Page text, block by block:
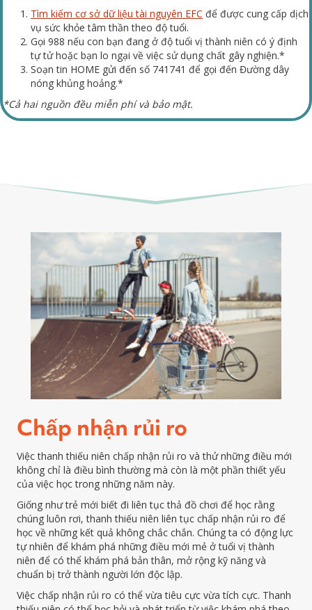
Tìm kiếm cơ sở dữ liệu tài nguyên EFC để được cung cấp dịch
vụ sức khỏe tâm thần theo độ tuổi.
Gọi 988 nếu con bạn đang ở độ tuổi vị thành niên có ý định
tự tử hoặc bạn lo ngại về việc sử dụng chất gây nghiện.*
Soạn tin HOME gửi đến số 741741 để gọi đến Đường dây
nóng khủng hoảng.*
*Cả hai nguồn đều miễn phí và bảo mật.
Chấp nhận rủi ro
Việc thanh thiếu niên chấp nhận rủi ro và thử những điều mới
không chỉ là điều bình thường mà còn là một phần thiết yếu
của việc học trong những năm này.
Giống như trẻ mới biết đi liên tục thả đồ chơi để học rằng
chúng luôn rơi, thanh thiếu niên liên tục chấp nhận rủi ro để
học về những kết quả không chắc chắn. Chúng ta có động lực
tự nhiên để khám phá những điều mới mẻ ở tuổi vị thành
niên để có thể khám phá bản thân, mở rộng kỹ năng và
chuẩn bị trở thành người lớn độc lập.
Việc chấp nhận rủi ro có thể vừa tiêu cực vừa tích cực. Thanh